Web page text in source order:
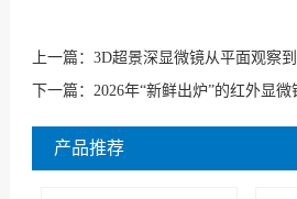
上一篇： 3D超景深显微镜从平面观察
下一篇： 2026年“新鲜出炉”的红外显
产品推荐